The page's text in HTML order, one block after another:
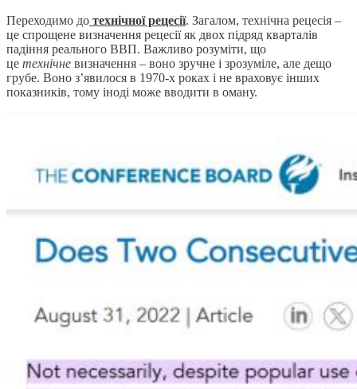
Переходимо до технічної рецесії. Загалом, технічна рецесія –
це спрощене визначення рецесії як двох підряд кварталів
падіння реального ВВП. Важливо розуміти, що
це технічне визначення – воно зручне і зрозуміле, але дещо
грубе. Воно з’явилося в 1970-х роках і не враховує інших
показників, тому іноді може вводити в оману.